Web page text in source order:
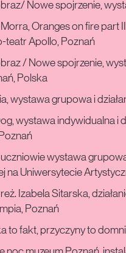
Nowe spojrzenie,
Oranges on fire part
teatr Apollo, Poznań
/ Nowe spojrzenie,
Polska
wystawa grupowa i
wystawa indywidualna i
wystawa
na Uniwersytecie
Izabela Sitarska,
Poznań
to fakt, przyczyny to